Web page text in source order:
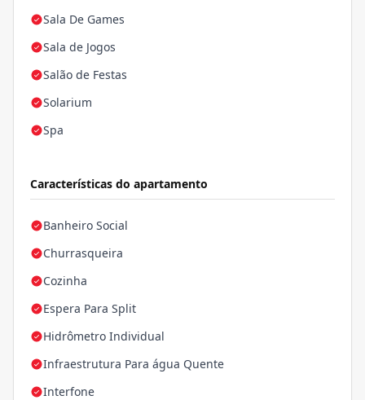
Sala De Games
Sala de Jogos
Salão de Festas
Solarium
Spa
Características do apartamento
Banheiro Social
Churrasqueira
Cozinha
Espera Para Split
Hidrômetro Individual
Infraestrutura Para água Quente
Interfone